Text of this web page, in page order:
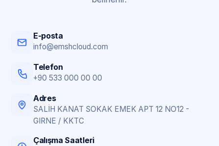
E-posta
info@emshcloud.com
Telefon
+90 533 000 00 00
Adres
SALİH KANAT SOKAK EMEK APT 12 NO12 -
GIRNE / KKTC
Çalışma Saatleri